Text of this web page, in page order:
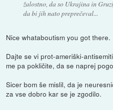
žalostno, da so Ukrajina in
da bi jih nato preprečeval...
Nice whataboutism you got there.
Dajte se vi prot-ameriški-
me pa pokličite, da se naprej
Sicer bom še mislil, da je
za vse dobro kar se je zgodilo.